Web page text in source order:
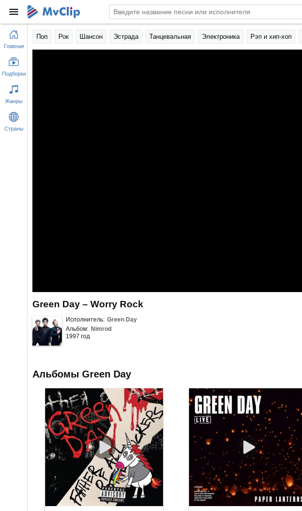
Поп Рок Шансон Эстрада Танцевальная Электроника Рэп и хип-хоп
Green Day – Worry Rock
Исполнитель: Green Day
Альбом: Nimrod
1997 год
Альбомы Green Day
Главная
Подборки
Жанры
Страны